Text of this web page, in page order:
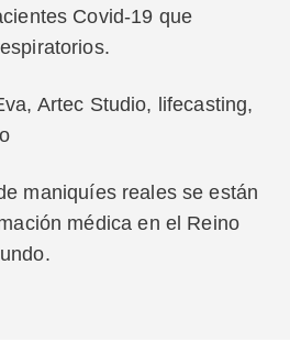
Covid-19 que
Artec Studio, lifecasting,
maniquíes reales se están
médica en el Reino